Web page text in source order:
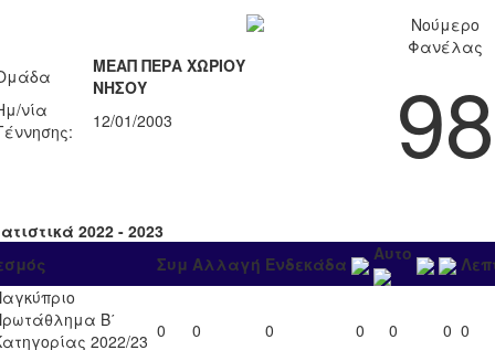
ΜΕΑΠ ΠΕΡΑ ΧΩΡΙΟΥ
ΝΗΣΟΥ
νία
12/01/2003
Νούμερο
Φανέλας
98
2022 - 2023
Συμ Αλλαγή Ενδεκάδα Αυτο
Β΄
2022/23 0 0 0 0 0 0 0